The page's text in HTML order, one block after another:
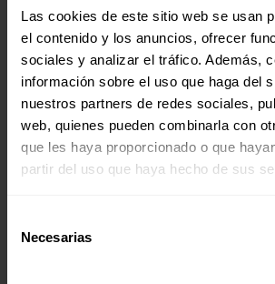
Las cookies de este sitio web se usan
el contenido y los anuncios, ofrecer
sociales y analizar el tráfico. Además,
información sobre el uso que haga del
nuestros partners de redes sociales,
web, quienes pueden combinarla con
que les haya proporcionado o que
partir del uso que haya hecho de sus
Necesarias
Por último, además de abordar la
Gonzalo arroja luz sobre las
como “una de las mejores noticias que
sociedad de destino”. En este sentido,
señala que el modelo migratorio actual
muchas razones, pero también idiota
vista económico y demográfico”,
reforma radical del sistema que lo haga
inteligente beneficiaría a todas las
el proceso migratorio”.
en nuestro canal de